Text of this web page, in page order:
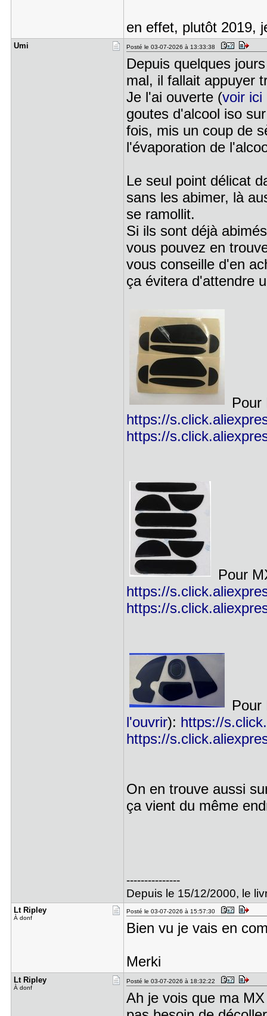
en effet, plutôt 2019,
Umi Posté le 03-07-2026 à 13:33:38
Depuis quelques
mal, il fallait appuyer
Je l'ai ouverte (voir ici
goutes d'alcool iso
fois, mis un coup de
l'évaporation de
Le seul point délicat
sans les abimer, là
se ramollit.
Si ils sont déjà
vous pouvez en
vous conseille d'en
ça évitera d'attendre
Pour
https://
https://
Pour
https://
https://
Pour
l'ouvrir): https://
https://
On en trouve aussi
ça vient du même
---------------
Depuis le 15/12/2000, le
Lt Ripley
À donf
Posté le 03-07-2026 à 15:57:30
Bien vu je vais en
Merki
Lt Ripley
À donf
Posté le 03-07-2026 à 18:32:22
Ah je vois que ma